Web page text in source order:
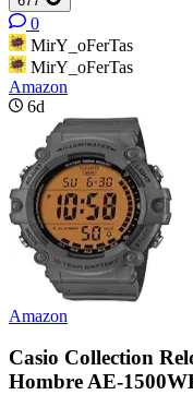
0
MirY_oFerTas
MirY_oFerTas
Amazon
6d
Amazon
Casio Collection
Hombre AE-